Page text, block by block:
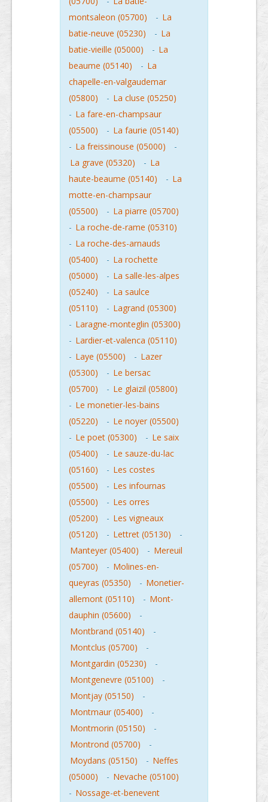
montsaleon (05700)
- La
batie-neuve (05230)
- La
batie-vieille (05000)
- La
beaume (05140)
- La
chapelle-en-valgaudemar
(05800)
- La cluse (05250)
- La fare-en-champsaur
(05500)
- La faurie (05140)
- La freissinouse (05000)
-
La grave (05320)
- La
haute-beaume (05140)
- La
motte-en-champsaur
(05500)
- La piarre (05700)
- La roche-de-rame (05310)
- La roche-des-arnauds
(05400)
- La rochette
(05000)
- La salle-les-alpes
(05240)
- La saulce
(05110)
- Lagrand (05300)
- Laragne-monteglin (05300)
- Lardier-et-valenca (05110)
- Laye (05500) - Lazer
(05300)
- Le bersac
(05700)
- Le glaizil (05800)
- Le monetier-les-bains
(05220)
- Le noyer (05500)
- Le poet (05300) - Le saix
(05400)
- Le sauze-du-lac
(05160)
- Les costes
(05500)
- Les infournas
(05500)
- Les orres
(05200)
- Les vigneaux
(05120)
- Lettret (05130)
-
Manteyer (05400)
- Mereuil
(05700)
- Molines-en-
queyras (05350)
- Monetier-
allemont (05110)
- Mont-
dauphin (05600)
-
Montbrand (05140)
-
Montclus (05700)
-
Montgardin (05230)
-
Montgenevre (05100)
-
Montjay (05150)
-
Montmaur (05400)
-
Montmorin (05150)
-
Montrond (05700)
-
Moydans (05150)
- Neffes
(05000)
- Nevache (05100)
- Nossage-et-benevent